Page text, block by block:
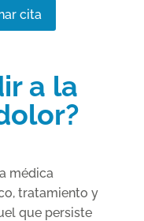
cita
a la
médica
tratamiento y
que persiste